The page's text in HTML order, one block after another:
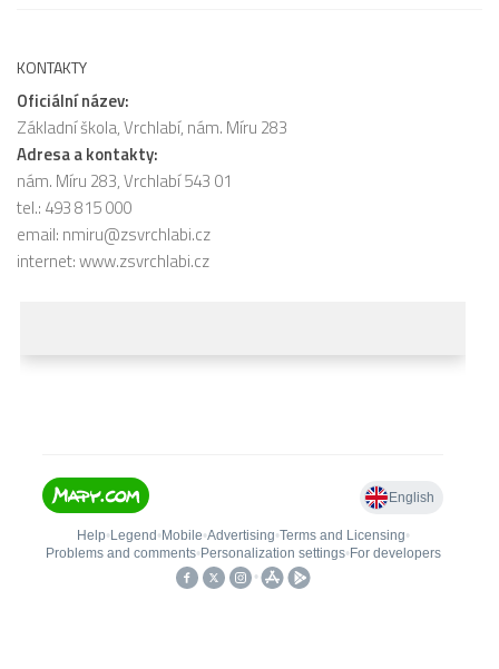
KONTAKTY
Oficiální název:
Základní škola, Vrchlabí, nám. Míru 283
Adresa a kontakty:
nám. Míru 283, Vrchlabí 543 01
tel.: 493 815 000
email: nmiru@zsvrchlabi.cz
internet:www.zsvrchlabi.cz